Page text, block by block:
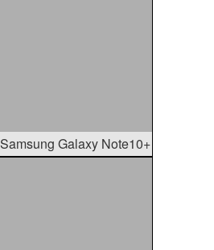
Samsung Galaxy Note10+